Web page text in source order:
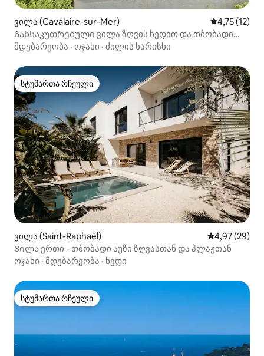
ვილა (Cavalaire-sur-Mer) საშუალო
4,75 (12)
Განსაკუთრებული ვილა ზღვის ხედით და თბობადი
აუზით
მდებარეობა · ოჯახი · ძილის ხარისხი
სტუმართა რჩეული
სტუმართა რჩეული
ვილა (Saint-Raphaël) საშუალო
4,97 (29)
Ვილა ერთი - თბობადი აუზი ზღვასთან და პლაჟთან
ოჯახი · მდებარეობა · ხედი
სტუმართა რჩეული
სტუმართა რჩეული